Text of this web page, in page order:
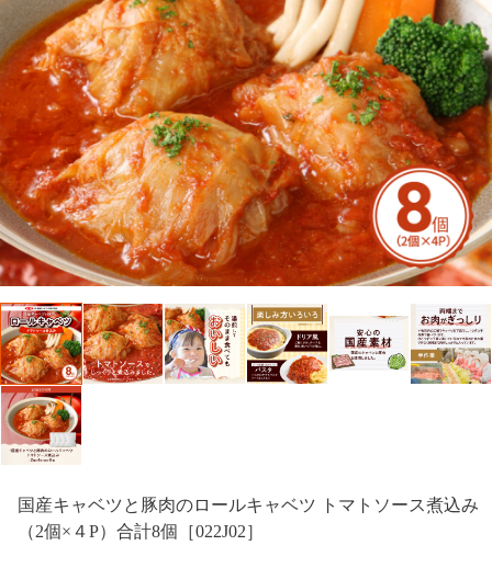
国産キャベツと豚肉のロールキャベツ トマトソース煮込み
（2個×４P）合計8個［022J02］